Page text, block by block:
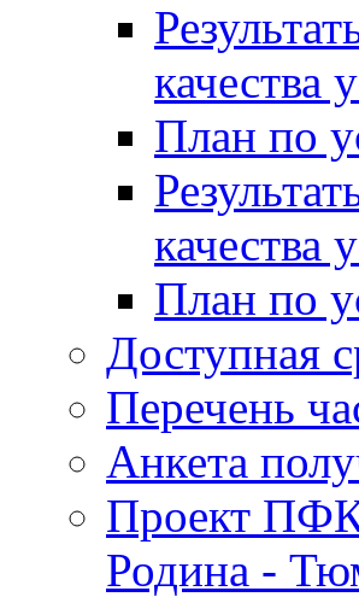
качества
План по
качества
План по
Доступная
Перечень
Анкета
Проект
Родина -